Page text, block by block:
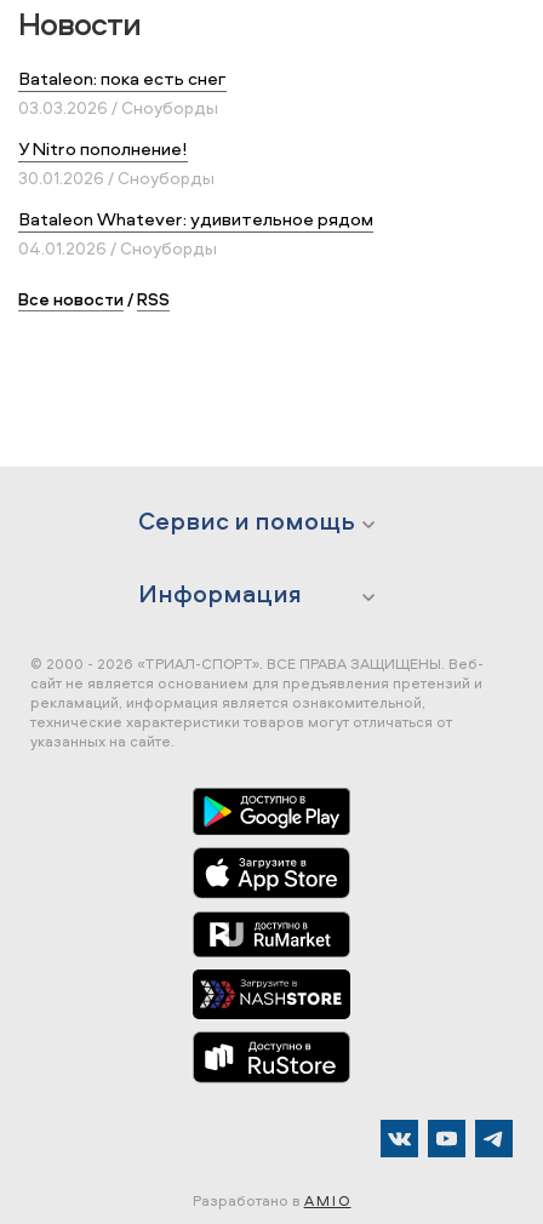
Новости
Bataleon: пока есть снег
03.03.2026 / Сноуборды
У Nitro пополнение!
30.01.2026 / Сноуборды
Bataleon Whatever: удивительное рядом
04.01.2026 / Сноуборды
Все новости/RSS
Сервис и помощь
Информация
© 2000 - 2026 «ТРИАЛ-СПОРТ». ВСЕ ПРАВА ЗАЩИЩЕНЫ. Веб-
сайт не является основанием для предъявления претензий и
рекламаций, информация является ознакомительной,
технические характеристики товаров могут отличаться от
указанных на сайте.
Разработано в AMIO